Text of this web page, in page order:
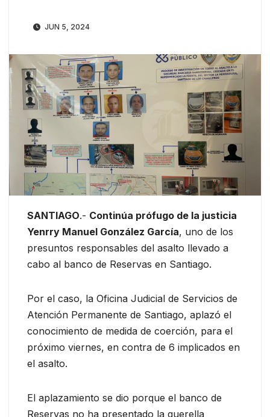
JUN 5, 2024
SANTIAGO.- Continúa prófugo de la justicia
Yenrry Manuel González García, uno de los
presuntos responsables del asalto llevado a
cabo al banco de Reservas en Santiago.
Por el caso, la Oficina Judicial de Servicios de
Atención Permanente de Santiago, aplazó el
conocimiento de medida de coerción, para el
próximo viernes, en contra de 6 implicados en
el asalto.
El aplazamiento se dio porque el banco de
Reservas no ha presentado la querella